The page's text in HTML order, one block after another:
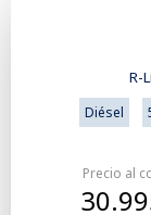
R-
Diésel
Precio al